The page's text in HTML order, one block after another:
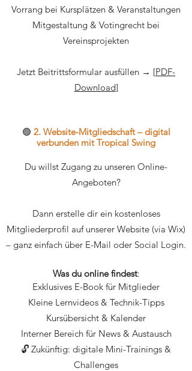
Vorrang bei Kursplätzen & Veranstaltungen
Mitgestaltung & Votingrecht bei
Vereinsprojekten
Jetzt Beitrittsformular ausfüllen → [PDF-
Download]
🟢 2. Website-Mitgliedschaft – digital
verbunden mit Tropical Swing
Du willst Zugang zu unseren Online-
Angeboten?
Dann erstelle dir ein kostenloses
Mitgliederprofil auf unserer Website (via Wix)
– ganz einfach über E-Mail oder Social Login.
Was du online findest:
Exklusives E-Book für Mitglieder
Kleine Lernvideos & Technik-Tipps
Kursübersicht & Kalender
Interner Bereich für News & Austausch
🔓 Zukünftig: digitale Mini-Trainings &
Challenges